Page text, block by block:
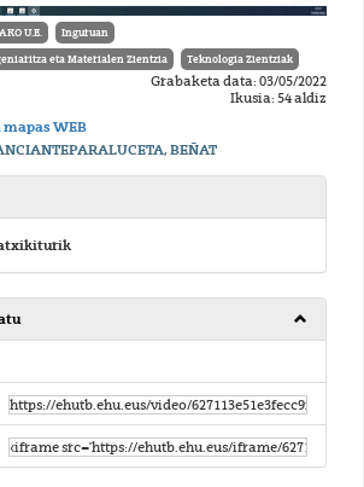
U.E. Inguruan
eta Materialen Zientzia Teknologia Zientziak
Grabaketa data: 03/05/2022
Ikusia: 54 aldiz
WEB
BEÑAT
atxikiturik